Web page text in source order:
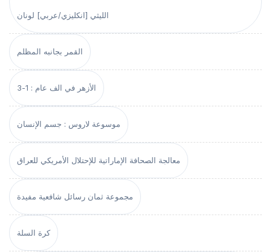
الليثي [انكليزي/عربي] لونان
القمر بجانبه المظلم
الأزهر في الف عام : 1-3
موسوعة لاروس : جسم الإنسان
معالجة الصحافة الإماراتية للإحتلال الأمريكي للعراق
مجموعة ثمان رسائل شافعية مفيدة
كرة السلة